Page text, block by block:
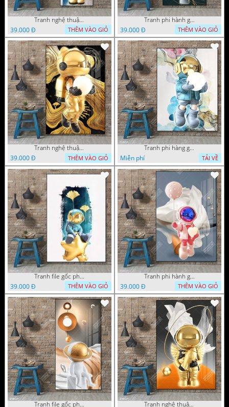
Tranh nghệ thuật phi hành gia trang trí tường nhà
39.000 Đ
THÊM VÀO GIỎ
Tranh phi hành gia decor trang trí tường
39.000 Đ
THÊM VÀO GIỎ
Tranh nghệ thuật phi hành gia trang trí tường nhà
39.000 Đ
THÊM VÀO GIỎ
Tranh phi hàng gia đẹp ấn tượng file gốc
Miễn phí
TẢI VỀ
Tranh file gốc phi hành gia chất lượng cao
39.000 Đ
THÊM VÀO GIỎ
Tranh phi hành gia đẹp ấn tượng file gốc
39.000 Đ
THÊM VÀO GIỎ
Tranh file gốc phi hành gia chất lượng cao Tranh nghệ thuật phi hành gia trang trí tường nhà